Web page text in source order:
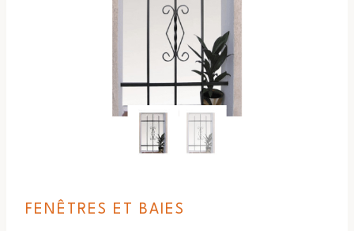
FENÊTRES ET BAIES